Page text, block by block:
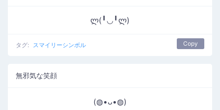
ლ(╹◡╹ლ)
タグ: スマイリーシンボル Copy
無邪気な笑顔
(◍•ᴗ•◍)